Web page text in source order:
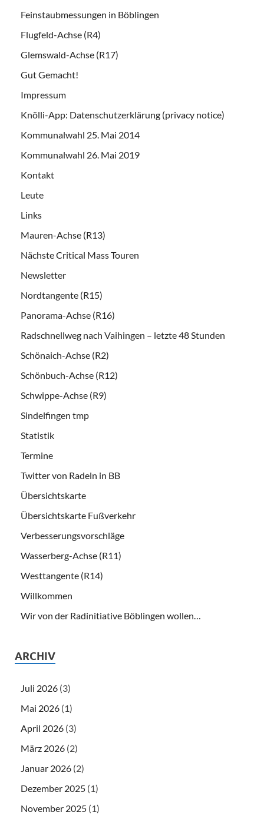
Feinstaubmessungen in Böblingen
Flugfeld-Achse (R4)
Glemswald-Achse (R17)
Gut Gemacht!
Impressum
Knölli-App: Datenschutzerklärung (privacy notice)
Kommunalwahl 25. Mai 2014
Kommunalwahl 26. Mai 2019
Kontakt
Leute
Links
Mauren-Achse (R13)
Nächste Critical Mass Touren
Newsletter
Nordtangente (R15)
Panorama-Achse (R16)
Radschnellweg nach Vaihingen – letzte 48 Stunden
Schönaich-Achse (R2)
Schönbuch-Achse (R12)
Schwippe-Achse (R9)
Sindelfingen tmp
Statistik
Termine
Twitter von Radeln in BB
Übersichtskarte
Übersichtskarte Fußverkehr
Verbesserungsvorschläge
Wasserberg-Achse (R11)
Westtangente (R14)
Willkommen
Wir von der Radinitiative Böblingen wollen…
ARCHIV
Juli 2026 (3)
Mai 2026 (1)
April 2026 (3)
März 2026 (2)
Januar 2026 (2)
Dezember 2025 (1)
November 2025 (1)